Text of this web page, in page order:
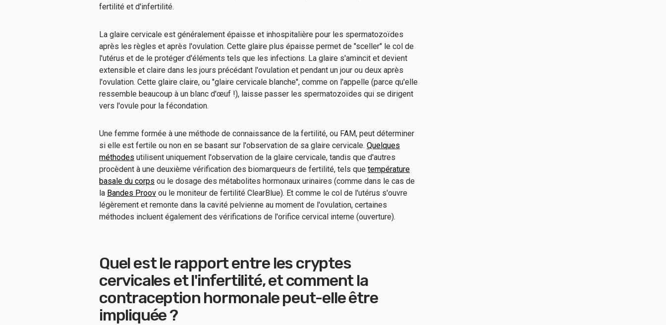
fertilité et d'infertilité.
La glaire cervicale est généralement épaisse et inhospitalière pour les spermatozoïdes
après les règles et après l'ovulation. Cette glaire plus épaisse permet de "sceller" le col de
l'utérus et de le protéger d'éléments tels que les infections. La glaire s'amincit et devient
extensible et claire dans les jours précédant l'ovulation et pendant un jour ou deux après
l'ovulation. Cette glaire claire, ou "glaire cervicale blanche", comme on l'appelle (parce qu'elle
ressemble beaucoup à un blanc d'œuf !), laisse passer les spermatozoïdes qui se dirigent
vers l'ovule pour la fécondation.
Une femme formée à une méthode de connaissance de la fertilité, ou FAM, peut déterminer
si elle est fertile ou non en se basant sur l'observation de sa glaire cervicale. Quelques
méthodes utilisent uniquement l'observation de la glaire cervicale, tandis que d'autres
procèdent à une deuxième vérification des biomarqueurs de fertilité, tels que température
basale du corps ou le dosage des métabolites hormonaux urinaires (comme dans le cas de
la Bandes Proov ou le moniteur de fertilité ClearBlue). Et comme le col de l'utérus s'ouvre
légèrement et remonte dans la cavité pelvienne au moment de l'ovulation, certaines
méthodes incluent également des vérifications de l'orifice cervical interne (ouverture).
Quel est le rapport entre les cryptes
cervicales et l'infertilité, et comment la
contraception hormonale peut-elle être
impliquée ?